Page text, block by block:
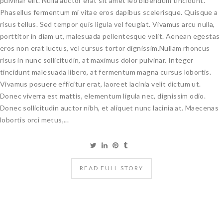
Phasellus fermentum mi vitae eros dapibus scelerisque. Quisque a
risus tellus. Sed tempor quis ligula vel feugiat. Vivamus arcu nulla,
porttitor in diam ut, malesuada pellentesque velit. Aenean egestas
eros non erat luctus, vel cursus tortor dignissim.Nullam rhoncus
risus in nunc sollicitudin, at maximus dolor pulvinar. Integer
tincidunt malesuada libero, at fermentum magna cursus lobortis.
Vivamus posuere efficitur erat, laoreet lacinia velit dictum ut.
Donec viverra est mattis, elementum ligula nec, dignissim odio.
Donec sollicitudin auctor nibh, et aliquet nunc lacinia at. Maecenas
lobortis orci metus,...
READ FULL STORY